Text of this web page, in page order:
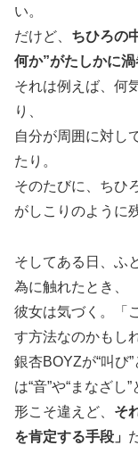
い。
だけど、 ちひろの
何か”がたしかに
それは例えば、何
り、
自分が周囲に対し
たり。
そのたびに、ちひ
がしこりのように
そしてある日、ふ
為に触れたとき、
彼女は気づく。「
す方法なのかもし
銀杏BOYZが“叫び
は“音”や“まなざし
形こそ違えど、 そ
を肯定する手段」